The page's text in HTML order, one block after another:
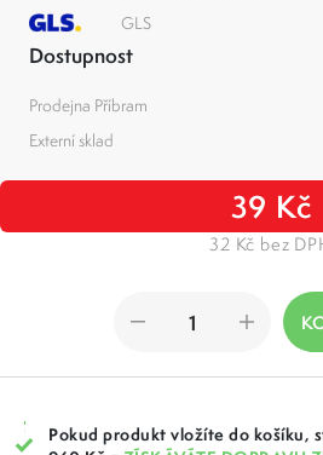
GLS
Dostupnost
Prodejna Příbram
Externí sklad
39 Kč
32 Kč bez
Pokud produkt vložíte do košíku,